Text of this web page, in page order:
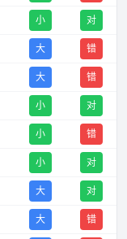
小 对
大 错
大 错
小 对
小 错
小 对
大 对
大 错